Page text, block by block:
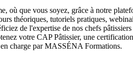
où que vous soyez, grâce à notre
théoriques, tutoriels pratiques,
de l'expertise de nos chefs
votre CAP Pâtissier, une
charge par MASSÉNA Formations.
secs et petits fours de A à Z